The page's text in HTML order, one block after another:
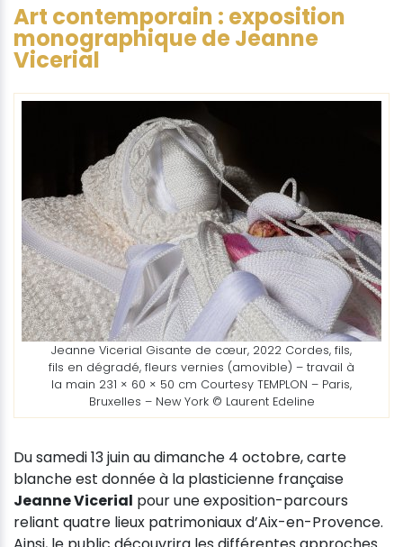
Art contemporain : exposition
monographique de Jeanne
Vicerial
Jeanne Vicerial Gisante de cœur, 2022 Cordes, fils,
fils en dégradé, fleurs vernies (amovible) – travail à
la main 231 × 60 × 50 cm Courtesy TEMPLON – Paris,
Bruxelles – New York © Laurent Edeline
Du samedi 13 juin au dimanche 4 octobre, carte
blanche est donnée à la plasticienne française
Jeanne Vicerial pour une exposition-parcours
reliant quatre lieux patrimoniaux d’Aix-en-Provence.